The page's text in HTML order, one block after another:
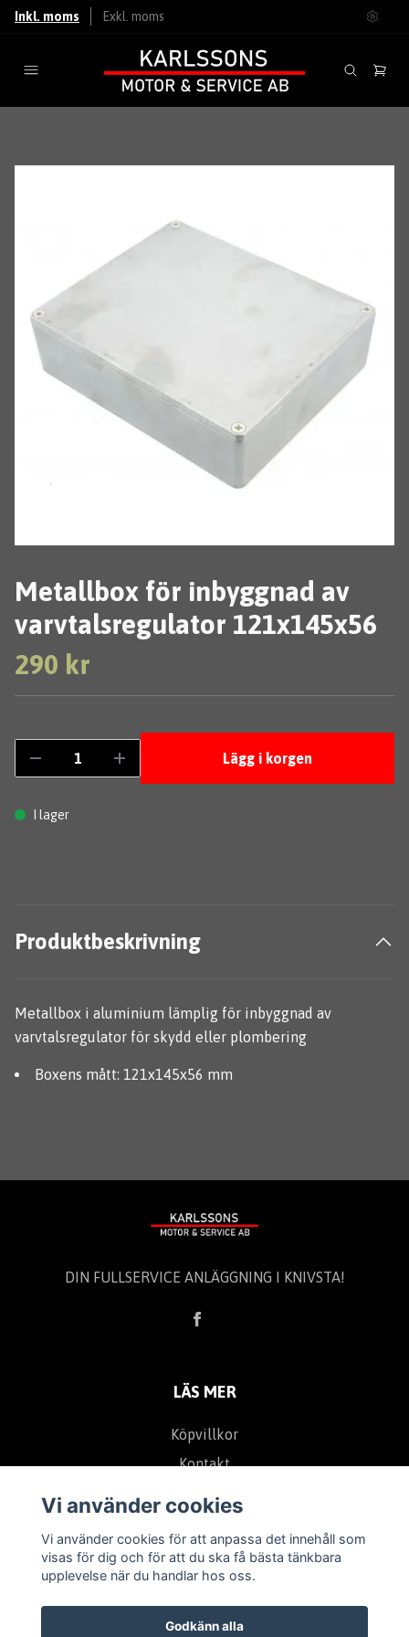
Inkl. moms Exkl. moms
Metallbox för inbyggnad av
varvtalsregulator 121x145x56
290 kr
Lägg i korgen
I lager
Produktbeskrivning
Metallbox i aluminium lämplig för inbyggnad av
varvtalsregulator för skydd eller plombering
Boxens mått: 121x145x56 mm
DIN FULLSERVICE ANLÄGGNING I KNIVSTA!
LÄS MER
Köpvillkor
Kontakt
TA DEL AV VÅRA UTVALDA ERBJUDANDEN
Vi använder cookies
Vi använder cookies för att anpassa det innehåll som
visas för dig och för att du ska få bästa tänkbara
upplevelse när du handlar hos oss.
Godkänn alla